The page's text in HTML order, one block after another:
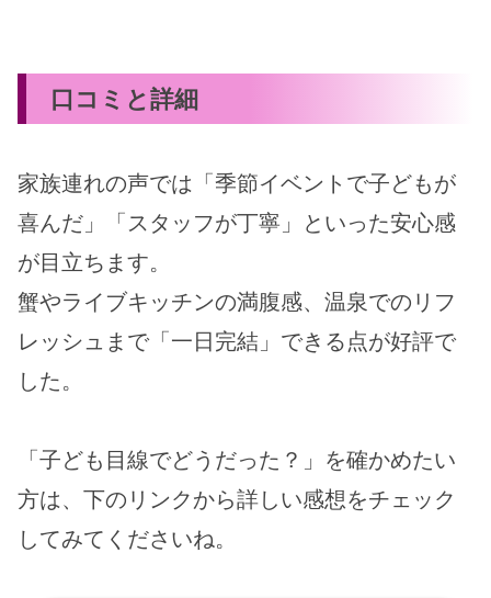
口コミと詳細
家族連れの声では「季節イベントで子どもが
喜んだ」「スタッフが丁寧」といった安心感
が目立ちます。
蟹やライブキッチンの満腹感、温泉でのリフ
レッシュまで「一日完結」できる点が好評で
した。
「子ども目線でどうだった？」を確かめたい
方は、下のリンクから詳しい感想をチェック
してみてくださいね。